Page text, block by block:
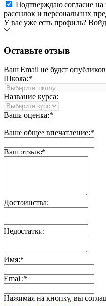
Подтверждаю согласие
рассылок и персональных
У вас уже есть профиль?
Оставьте отзыв
Ваш Email не будет
Школа:*
Название курса:
Ваша оценка:*
Ваше общее впечатление:*
Ваш отзыв:*
Достоинства:
Недостатки:
Имя:*
Email:*
Нажимая на кнопку, вы